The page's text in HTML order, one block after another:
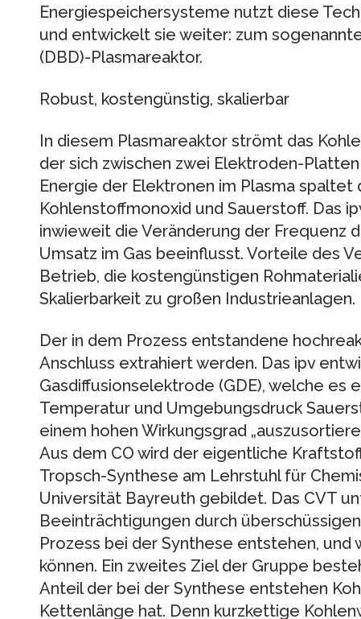
Energiespeichersysteme nutzt diese
und entwickelt sie weiter: zum
(DBD)-Plasmareaktor.
Robust, kostengünstig, skalierbar
In diesem Plasmareaktor strömt das
der sich zwischen zwei Elektroden-
Energie der Elektronen im Plasma
Kohlenstoffmonoxid und Sauerstoff. Das
inwieweit die Veränderung der Frequenz
Umsatz im Gas beeinflusst. Vorteile des
Betrieb, die kostengünstigen
Skalierbarkeit zu großen Industrieanlagen.
Der in dem Prozess entstandene
Anschluss extrahiert werden. Das ipv
Gasdiffusionselektrode (GDE), welche es
Temperatur und Umgebungsdruck
einem hohen Wirkungsgrad
Aus dem CO wird der eigentliche
Tropsch-Synthese am Lehrstuhl für
Universität Bayreuth gebildet. Das CVT
Beeinträchtigungen durch
Prozess bei der Synthese entstehen, und
können. Ein zweites Ziel der Gruppe
Anteil der bei der Synthese entstehen
Kettenlänge hat. Denn kurzkettige